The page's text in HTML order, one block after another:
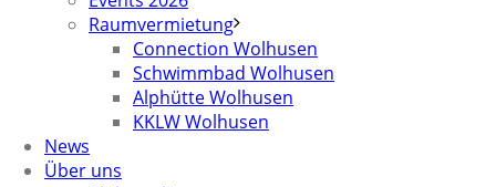
Raumvermietung
Connection Wolhusen
Schwimmbad Wolhusen
Alphütte Wolhusen
KKLW Wolhusen
News
Über uns